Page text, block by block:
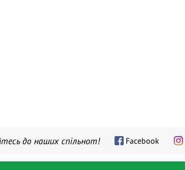
до наших спільнот! Facebook